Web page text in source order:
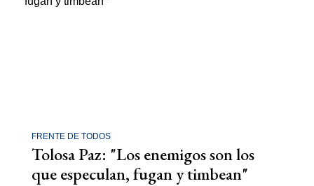
FRENTE DE TODOS
Tolosa Paz: "Los enemigos son los
que especulan, fugan y timbean"